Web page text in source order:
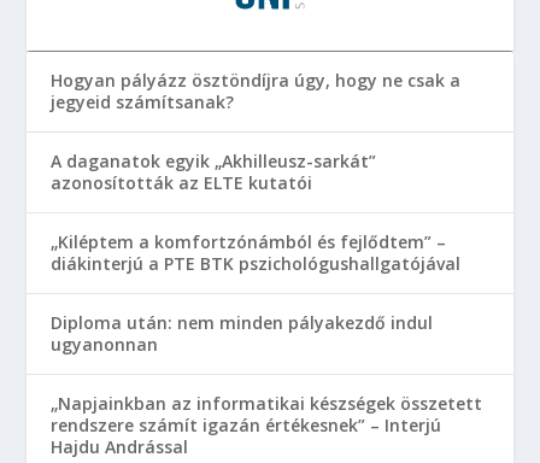
Hogyan pályázz ösztöndíjra úgy, hogy ne csak a
jegyeid számítsanak?
A daganatok egyik „Akhilleusz-sarkát”
azonosították az ELTE kutatói
„Kiléptem a komfortzónámból és fejlődtem” –
diákinterjú a PTE BTK pszichológushallgatójával
Diploma után: nem minden pályakezdő indul
ugyanonnan
„Napjainkban az informatikai készségek összetett
rendszere számít igazán értékesnek” – Interjú
Hajdu Andrással